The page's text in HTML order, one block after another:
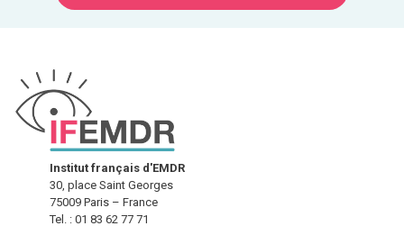
Institut français d'EMDR
30, place Saint Georges
75009 Paris – France
Tel. : 01 83 62 77 71